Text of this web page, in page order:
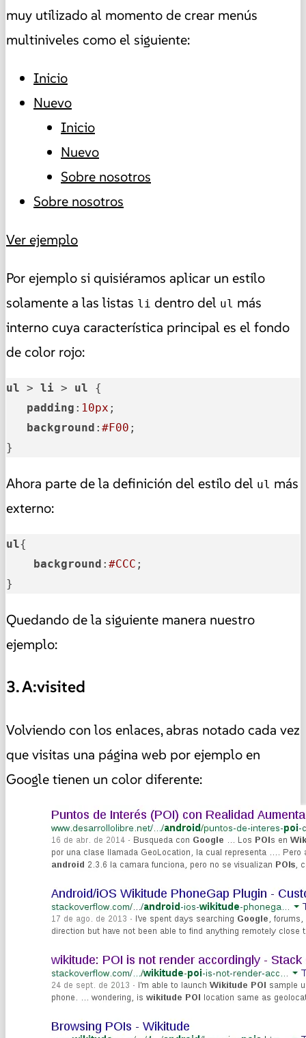
muy utilizado al momento de crear menús
multiniveles como el siguiente:
Inicio
Nuevo
Inicio
Nuevo
Sobre nosotros
Sobre nosotros
Ver ejemplo
Por ejemplo si quisiéramos aplicar un estilo
solamente a las listas li dentro del ul más
interno cuya característica principal es el fondo
de color rojo:
ul > li > ul {
padding : 10px ;
background : #F00 ;
}
Ahora parte de la definición del estilo del ul más
externo:
ul{
background : #CCC ;
}
Quedando de la siguiente manera nuestro
ejemplo:
3. A:visited
Volviendo con los enlaces, abras notado cada vez
que visitas una página web por ejemplo en
Google tienen un color diferente: